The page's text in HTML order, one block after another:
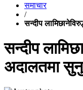
समाचार
/
सन्दीप
सन्दीप
अदालतमा